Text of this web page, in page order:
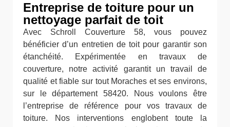
Entreprise de toiture pour un
nettoyage parfait de toit
Avec Schroll Couverture 58, vous pouvez
bénéficier d’un entretien de toit pour garantir son
étanchéité. Expérimentée en travaux de
couverture, notre activité garantit un travail de
qualité et fiable sur tout Moraches et ses environs,
sur le département 58420. Nous voulons être
l’entreprise de référence pour vos travaux de
toiture. Nos interventions englobent toute la